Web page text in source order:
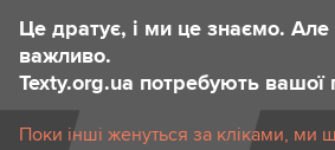
Це дратує, і ми це знаємо.
важливо.
Texty.org.ua потребують вашої
Поки інші женуться за кліками, ми